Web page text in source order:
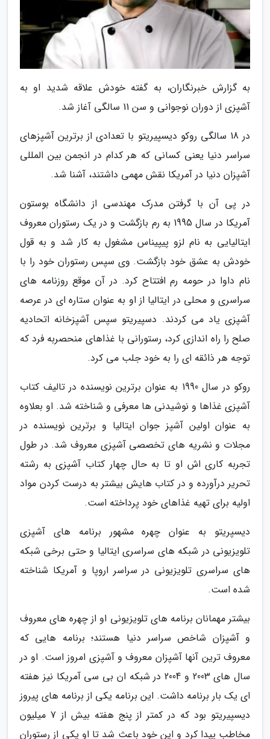
به گزارش خبرنگاران، به گفته خودش علاقه شدید او به
آشپزی از دوران نوجوانی و سن 11 سالگی آغاز شد.
در 18 سالگی روکو دیسپیریتو با تعدادی از برترین آشپزهای
سراسر دنیا یعنی کسانی که هر کدام در انجمن بین المللی
آشپزان دنیا در آمریکا نقش مهمی داشتند، آشنا شد.
در پی آن با گرفتن مدرک مهندسی از دانشگاه بوستون
آمریکا در سال 1995 به رم بازگشت و در یک رستوران معروف
ایتالیایی به نام لزو پیپیناس مشغول به کار شد و به قول
خودش به عشق خود بازگشت. وی سپس رستوران خود را با
نام داوا در حومه رم افتتاح کرد. در آن موقع روزنامه های
سراسری و محلی در ایتالیا از او به عنوان ستاره ای در عرصه
آشپزی یاد می کردند. دسپیریتو سپس آشپزخانه اتحادیه
صلح را راه اندازی کرد، رستورانی با غذاهای منحصربه فرد که
توجه هر ذائقه ای را به خود جلب می کرد.
روکو در سال 1990 به عنوان برترین نویسنده در تالیف کتاب
آشپزی غذاها و نوشیدنی ها معرفی و شناخته شد. او بعلاوه
به عنوان اولین آشپز جوان ایتالیا و برترین نویسنده در
مجلات و نشریه های تخصصی آشپزی معروف شد. در طول
تجربه کاری اش او تا به حال چهار کتاب آشپزی به رشته
تحریر درآورده و در کتاب هایش بیشتر به درست کردن مواد
اولیه برای تهیه غذاهای خود پرداخته است.
دیسپریتو به عنوان چهره مشهور برنامه های آشپزی
تلویزیونی در شبکه های سراسری ایتالیا و حتی برخی شبکه
های سراسری تلویزیونی در سراسر اروپا و آمریکا شناخته
شده است.
بیشتر مهمانان برنامه های تلویزیونی او از چهره های معروف
و آشپزان شاخص سراسر دنیا هستند؛ برنامه هایی که
معروف ترین آنها آشپزان معروف و آشپزی امروز است. او در
سال های 2003 و 2004 در شبکه ان بی سی آمریکا نیز هفته
ای یک بار برنامه داشت. این برنامه یکی از برنامه های پیروز
دیسپیریتو بود که در کمتر از پنج هفته بیش از 7 میلیون
مخاطب پیدا کرد و این خود باعث شد تا او یکی از رستوران